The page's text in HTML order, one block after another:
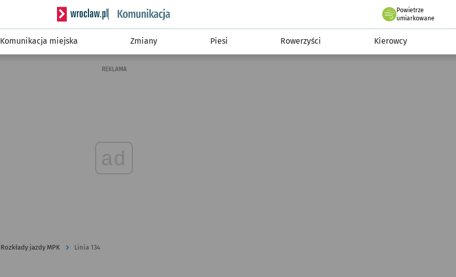
Serwis informacyjny wroclaw.pl podserwis: Komunikacja
Powietrze
we Wrocławiu
umiarkowane
Komunikacja miejska Zmiany Piesi Rowerzyści Kierowcy
REKLAMA
ad
Rozkłady jazdy MPK Linia 134